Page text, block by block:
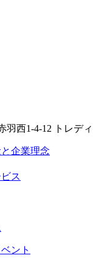
羽西1-4-12 トレデ
企業理念
ス
ント